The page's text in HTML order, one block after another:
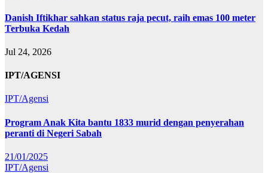
Danish Iftikhar sahkan status raja pecut, raih emas 100 meter
Terbuka Kedah
Jul 24, 2026
IPT/AGENSI
IPT/Agensi
Program Anak Kita bantu 1833 murid dengan penyerahan
peranti di Negeri Sabah
21/01/2025
IPT/Agensi